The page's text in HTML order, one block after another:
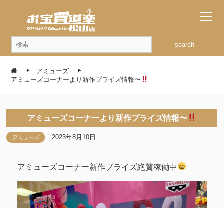
search
アミューズ
アミューズコーナーより新作プライズ情報〜
アミューズコーナーより新作プライズ情報〜
アミューズ 2023年8月10日
アミューズコーナー新作プライズ絶賛稼働中